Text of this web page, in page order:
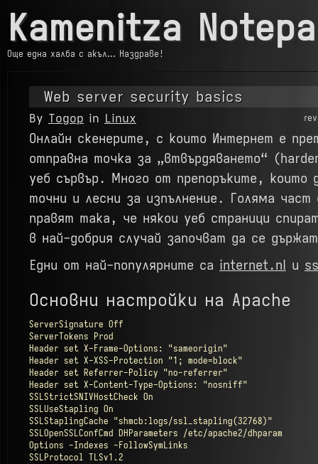
Kamenitza
Още една халба с акъл… Наздраве!
Web server security basics
By Тодор in Linux
Онлайн скенерите, с които Интернет е
отправна точка за „втвърдяването“
уеб сървър. Много от препоръките, които
точни и лесни за изпълнение. Голяма
правят така, че някои уеб страници
в най-добрия случай започват да се
Едни от най-популярните са internet.nl и
Основни настройки на Apache
ServerSignature Off
ServerTokens Prod
Header set X-Frame-Options: "sameorigin"
Header set X-XSS-Protection "1; mode=block"
Header set Referrer-Policy "no-referrer"
Header set X-Content-Type-Options: "nosniff"
SSLStrictSNIVHostCheck On
SSLUseStapling On
SSLStaplingCache "shmcb:logs/ssl_stapling(32768)"
SSLOpenSSLConfCmd DHParameters /etc/apache2/dhparam
Options -Indexes -FollowSymLinks
SSLProtocol TLSv1.2